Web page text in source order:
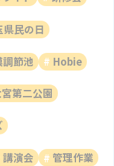
県民の日
節池 Hobie
第二公園
講演会 管理作業